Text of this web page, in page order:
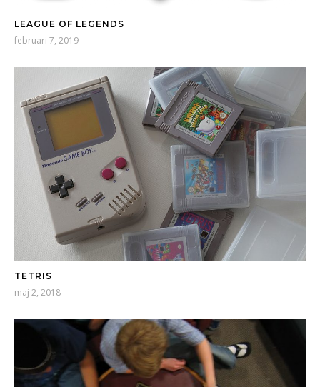
LEAGUE OF LEGENDS
februari 7, 2019
TETRIS
maj 2, 2018